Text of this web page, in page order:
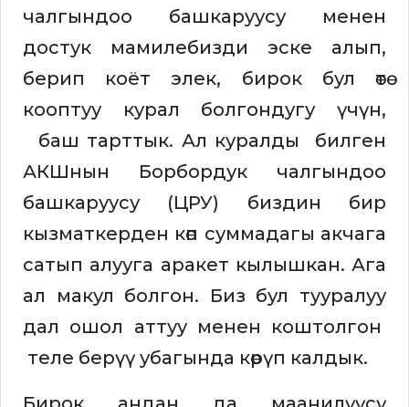
чалгындоо башкаруусу менен
достук мамилебизди эске алып,
берип коёт элек, бирок бул өтө
кооптуу курал болгондугу үчүн,
баш тарттык. Ал куралды билген
АКШнын Борбордук чалгындоо
башкаруусу (ЦРУ) биздин бир
кызматкерден көп суммадагы акчага
сатып алууга аракет кылышкан. Ага
ал макул болгон. Биз бул тууралуу
дал ошол аттуу менен коштолгон
теле берүү убагында көрүп калдык.